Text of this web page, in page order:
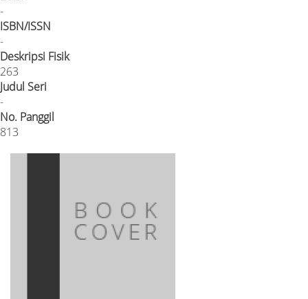
-
ISBN/ISSN
-
Deskripsi Fisik
263
Judul Seri
-
No. Panggil
813